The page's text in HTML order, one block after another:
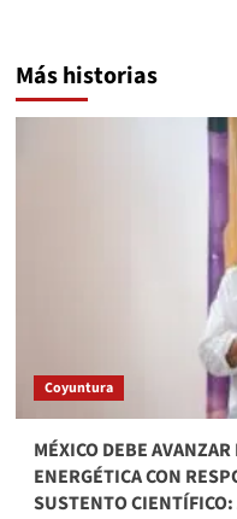
Más historias
Coyuntura
MÉXICO DEBE
ENERGÉTICA CON
SUSTENTO